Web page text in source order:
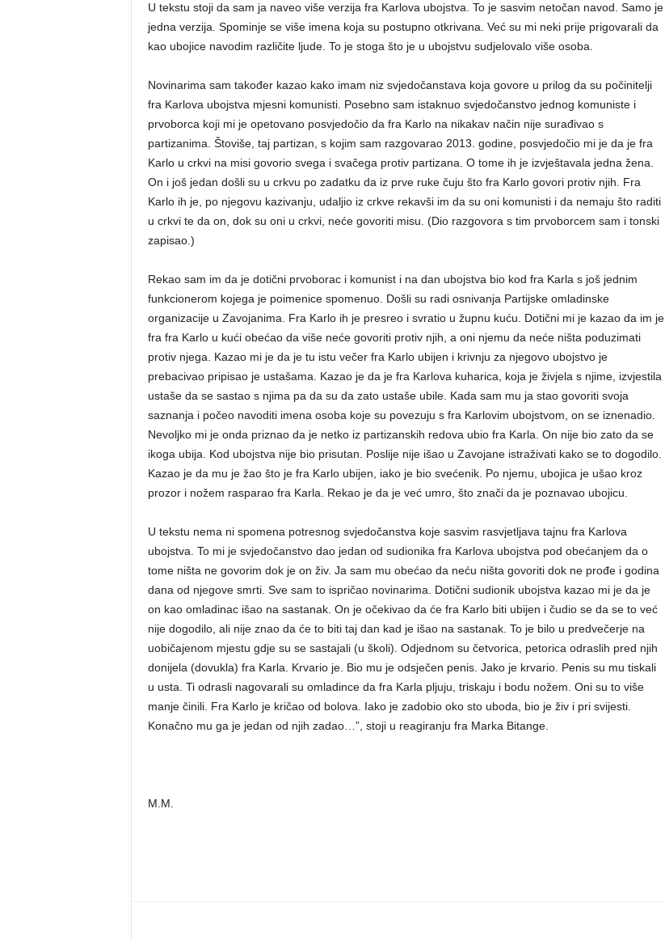
U tekstu stoji da sam ja naveo više verzija fra Karlova ubojstva. To je sasvim netočan navod. Samo je
jedna verzija. Spominje se više imena koja su postupno otkrivana. Već su mi neki prije prigovarali da
kao ubojice navodim različite ljude. To je stoga što je u ubojstvu sudjelovalo više osoba.
Novinarima sam također kazao kako imam niz svjedočanstava koja govore u prilog da su počinitelji
fra Karlova ubojstva mjesni komunisti. Posebno sam istaknuo svjedočanstvo jednog komuniste i
prvoborca koji mi je opetovano posvjedočio da fra Karlo na nikakav način nije surađivao s
partizanima. Štoviše, taj partizan, s kojim sam razgovarao 2013. godine, posvjedočio mi je da je fra
Karlo u crkvi na misi govorio svega i svačega protiv partizana. O tome ih je izvještavala jedna žena.
On i još jedan došli su u crkvu po zadatku da iz prve ruke čuju što fra Karlo govori protiv njih. Fra
Karlo ih je, po njegovu kazivanju, udaljio iz crkve rekavši im da su oni komunisti i da nemaju što raditi
u crkvi te da on, dok su oni u crkvi, neće govoriti misu. (Dio razgovora s tim prvoborcem sam i tonski
zapisao.)
Rekao sam im da je dotični prvoborac i komunist i na dan ubojstva bio kod fra Karla s još jednim
funkcionerom kojega je poimenice spomenuo. Došli su radi osnivanja Partijske omladinske
organizacije u Zavojanima. Fra Karlo ih je presreo i svratio u župnu kuću. Dotični mi je kazao da im je
fra fra Karlo u kući obećao da više neće govoriti protiv njih, a oni njemu da neće ništa poduzimati
protiv njega. Kazao mi je da je tu istu večer fra Karlo ubijen i krivnju za njegovo ubojstvo je
prebacivao pripisao je ustašama. Kazao je da je fra Karlova kuharica, koja je živjela s njime, izvjestila
ustaše da se sastao s njima pa da su da zato ustaše ubile. Kada sam mu ja stao govoriti svoja
saznanja i počeo navoditi imena osoba koje su povezuju s fra Karlovim ubojstvom, on se iznenadio.
Nevoljko mi je onda priznao da je netko iz partizanskih redova ubio fra Karla. On nije bio zato da se
ikoga ubija. Kod ubojstva nije bio prisutan. Poslije nije išao u Zavojane istraživati kako se to dogodilo.
Kazao je da mu je žao što je fra Karlo ubijen, iako je bio svećenik. Po njemu, ubojica je ušao kroz
prozor i nožem rasparao fra Karla. Rekao je da je već umro, što znači da je poznavao ubojicu.
U tekstu nema ni spomena potresnog svjedočanstva koje sasvim rasvjetljava tajnu fra Karlova
ubojstva. To mi je svjedočanstvo dao jedan od sudionika fra Karlova ubojstva pod obećanjem da o
tome ništa ne govorim dok je on živ. Ja sam mu obećao da neću ništa govoriti dok ne prođe i godina
dana od njegove smrti. Sve sam to ispričao novinarima. Dotični sudionik ubojstva kazao mi je da je
on kao omladinac išao na sastanak. On je očekivao da će fra Karlo biti ubijen i čudio se da se to već
nije dogodilo, ali nije znao da će to biti taj dan kad je išao na sastanak. To je bilo u predvečerje na
uobičajenom mjestu gdje su se sastajali (u školi). Odjednom su četvorica, petorica odraslih pred njih
donijela (dovukla) fra Karla. Krvario je. Bio mu je odsječen penis. Jako je krvario. Penis su mu tiskali
u usta. Ti odrasli nagovarali su omladince da fra Karla pljuju, triskaju i bodu nožem. Oni su to više
manje činili. Fra Karlo je kričao od bolova. Iako je zadobio oko sto uboda, bio je živ i pri svijesti.
Konačno mu ga je jedan od njih zadao…”, stoji u reagiranju fra Marka Bitange.
M.M.